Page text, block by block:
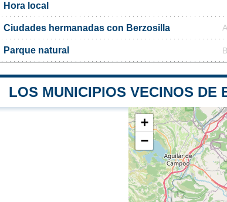
Hora local
Ciudades hermanadas con Berzosilla
Parque natural
LOS MUNICIPIOS VECINOS DE
+
−